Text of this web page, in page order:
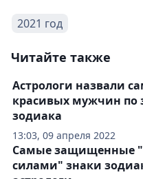
2021 год
Читайте также
13:03, 09 апреля 2022
Астрологи назвали
красивых мужчин по
зодиака
Самые защищенные
силами" знаки